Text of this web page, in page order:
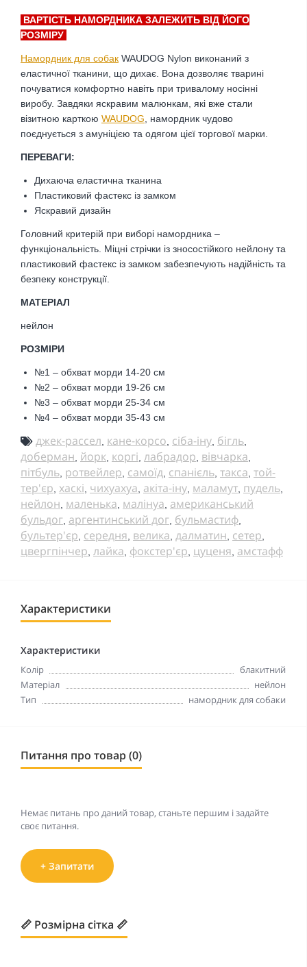
ВАРТІСТЬ НАМОРДНИКА ЗАЛЕЖИТЬ ВІД ЙОГО
РОЗМІРУ
Намордник для собак WAUDOG Nylon виконаний з
еластичної тканини, що дихає. Вона дозволяє тварині
почуватися комфортно навіть при тривалому носінні
виробу. Завдяки яскравим малюнкам, які вже стали
візитною карткою WAUDOG , намордник чудово
поєднується з амуніцією та одягом цієї торгової марки.
ПЕРЕВАГИ:
Дихаюча еластична тканина
Пластиковий фастекс із замком
Яскравий дизайн
Головний критерій при виборі намордника –
функціональність. Міцні стрічки із зносостійкого нейлону та
пластиковий фастекс із замком забезпечують надійність та
безпеку конструкції.
МАТЕРІАЛ
нейлон
РОЗМІРИ
№1 – обхват морди 14-20 см
№2 – обхват морди 19-26 см
№3 – обхват морди 25-34 см
№4 – обхват морди 35-43 см
джек-рассел кане-корсо сіба-іну бігль
доберман йорк коргі лабрадор вівчарка
пітбуль ротвейлер самоїд спанієль такса той-
тер'єр хаскі чихуахуа акіта-іну маламут пудель
нейлон маленька малінуа американський
бульдог аргентинський дог бульмастиф
бультер'єр середня велика далматин сетер
цвергпінчер лайка фокстер'єр цуценя амстафф
Характеристики
Характеристики
Колір
блакитний
Матеріал
нейлон
Тип
намордник для собаки
Питання про товар (0)
Немає питань про даний товар, станьте першим і задайте
своє питання.
+ Запитати
📏 Розмірна сітка 📏